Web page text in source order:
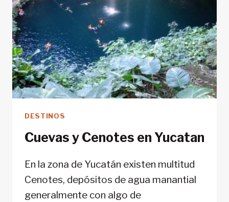
DESTINOS
Cuevas y Cenotes en Yucatan
En la zona de Yucatán existen multitud
Cenotes, depósitos de agua manantial
generalmente con algo de